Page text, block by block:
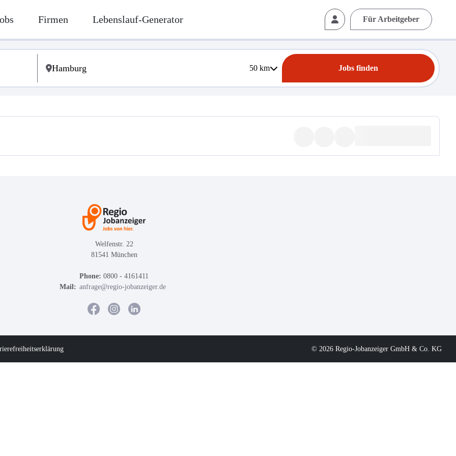
Firmen Lebenslauf-Generator Für Arbeitgeber
50km Jobs finden
Welfenstr. 22
81541 München
Phone: 0800 - 4161411
Mail: anfrage@regio-jobanzeiger.de
© 2026 Regio-Jobanzeiger GmbH & Co. KG